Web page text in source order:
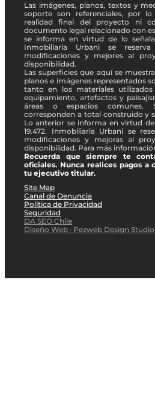
Las imágenes, planos, textos y
soporte son referenciales, por
realidad final del proyecto ni
documento legal relacionado con
se informa en virtud de lo
Inmobiliaria Urbani se
modificaciones y mejores al
disponibilidad.
Las superficies que aquí se
planos e imágenes representados
tanto en los materiales
equipamiento, artefactos y
áreas o espacios comunes.
corresponden a total construido y
Lo anterior se informa en virtud
19.472. Inmobiliaria Urbani se
modificaciones y mejoras al
disponibilidad. Para más
Recuerda que siempre te
oficiales. Nunca realices pagos a
tu ejecutivo titular.
Site Map
Canal de Denuncia
Política de Privacidad
Seguridad
DA SEO Chile
Diseño Web · Pezweb Design Studio